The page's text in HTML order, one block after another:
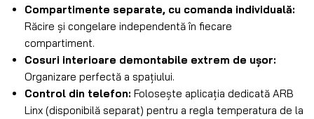
Compartimente separate, cu comanda individuală:
Răcire și congelare independentă în fiecare
compartiment.
Cosuri interioare demontabile extrem de ușor:
Organizare perfectă a spațiului.
Control din telefon: Folosește aplicația dedicată ARB
Linx (disponibilă separat) pentru a regla temperatura de la